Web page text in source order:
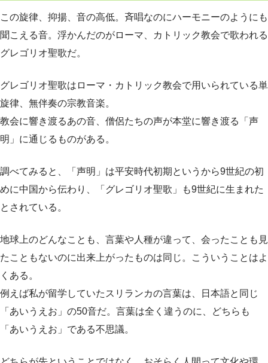
この旋律、抑揚、音の高低。斉唱なのにハーモニーのようにも
聞こえる音。浮かんだのがローマ、カトリック教会で歌われる
グレゴリオ聖歌だ。
グレゴリオ聖歌はローマ・カトリック教会で用いられている単
旋律、無伴奏の宗教音楽。
教会に響き渡るあの音、僧侶たちの声が本堂に響き渡る「声
明」に通じるものがある。
調べてみると、「声明」は平安時代初期というから9世紀の初
めに中国から伝わり、「グレゴリオ聖歌」も9世紀に生まれた
とされている。
地球上のどんなことも、言葉や人種が違って、会ったことも見
たこともないのに出来上がったものは同じ。こういうことはよ
くある。
例えば私が留学していたスリランカの言葉は、日本語と同じ
「あいうえお」の50音だ。言葉は全く違うのに、どちらも
「あいうえお」である不思議。